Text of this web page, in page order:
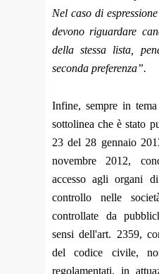
Nel caso di
devono riguardare
della stessa lista,
seconda preferenza”.
Infine, sempre in
sottolinea che è stato
23 del 28 gennaio
novembre 2012,
accesso agli organi
controllo nelle
controllate da
sensi dell'art. 2359,
del codice civile,
regolamentati, in